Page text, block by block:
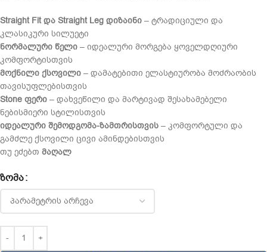
Straight Fit და Straight Leg დიზაინი – ტრადიციული და
კლასიკური სილუეტი
ნორმალური წელი – იდეალური მორგება ყოველდღიური
კომფორტისთვის
მოქნილი ქსოვილი – დამატებითი ელასტიურობა მოძრაობის
თავისუფლებისთვის
Stone ფერი – დახვეწილი და მარტივად შესახამებელი
ნებისმიერი სტილისთვის
იდეალური შემოდგომა-ზამთრისთვის – კომფორტული და
გამძლე ქსოვილი ცივი ამინდებისთვის
თუ ეძებთ მაღალ
ᲖᲝᲛᲐ